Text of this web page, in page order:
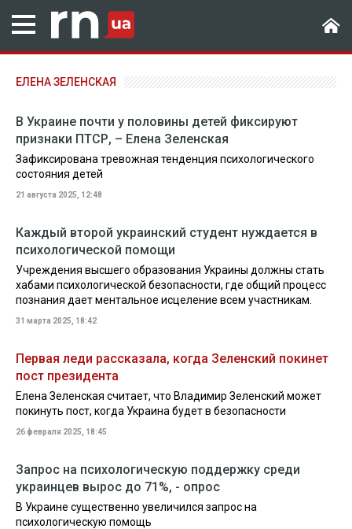
ЕЛЕНА ЗЕЛЕНСКАЯ
В Украине почти у половины детей фиксируют
признаки ПТСР, – Елена Зеленская
Зафиксирована тревожная тенденция психологического
состояния детей
21 августа 2025, 12:48
Каждый второй украинский студент нуждается в
психологической помощи
Учреждения высшего образования Украины должны стать
хабами психологической безопасности, где общий процесс
познания дает ментальное исцеление всем участникам.
31 марта 2025, 18:42
Первая леди рассказала, когда Зеленский покинет
пост президента
Елена Зеленская считает, что Владимир Зеленский может
покинуть пост, когда Украина будет в безопасности
26 февраля 2025, 18:45
Запрос на психологическую поддержку среди
украинцев вырос до 71%, - опрос
В Украине существенно увеличился запрос на
психологическую помощь